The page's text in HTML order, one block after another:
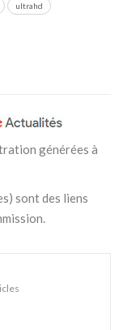
ultrahd
générées à
sont des liens